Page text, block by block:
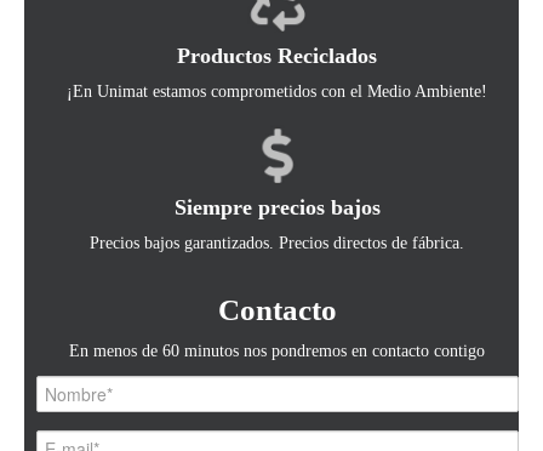
Productos Reciclados
¡En Unimat estamos comprometidos con el Medio Ambiente!
Siempre precios bajos
Precios bajos garantizados. Precios directos de fábrica.
Contacto
En menos de 60 minutos nos pondremos en contacto contigo